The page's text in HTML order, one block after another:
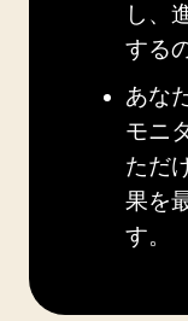
し、
する
あな
モニ
ただ
果を
す。